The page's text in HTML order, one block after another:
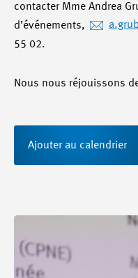
contacter Mme Andrea
d’événements,
55 02.
Nous nous réjouissons
Ajouter au calendrier